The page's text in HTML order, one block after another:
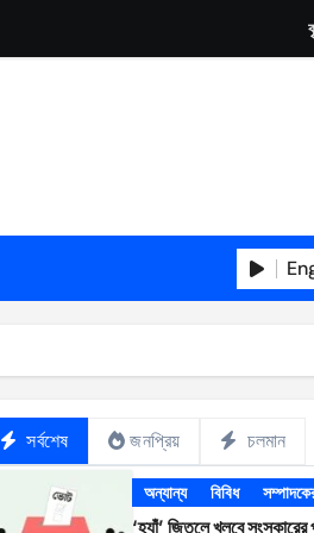
সর্বশেষ জনপ্রিয় চলমান
অন্যান্য বিবিধ
‘হ্যাঁ’ জিতলে খুলবে